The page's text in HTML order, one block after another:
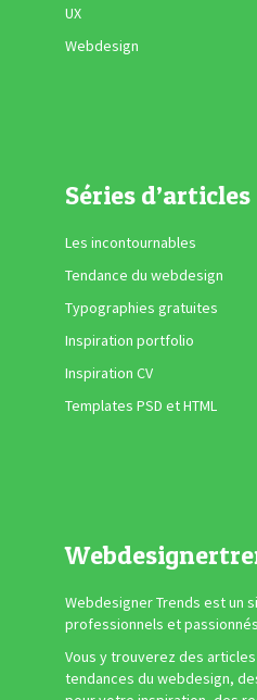
UX
Webdesign
Séries d’articles
Les incontournables
Tendance du webdesign
Typographies gratuites
Inspiration portfolio
Inspiration CV
Templates PSD et HTML
Webdesigner Trends est un
professionnels et
Vous y trouverez des
tendances du webdesign,